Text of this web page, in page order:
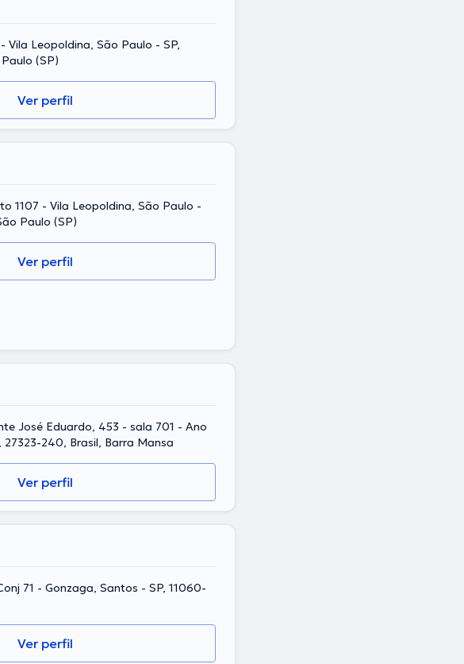
Vila Leopoldina, São Paulo - SP,
(SP)
Ver perfil
1107 - Vila Leopoldina, São Paulo -
Paulo (SP)
Ver perfil
José Eduardo, 453 - sala 701 - Ano
240, Brasil, Barra Mansa
Ver perfil
71 - Gonzaga, Santos - SP, 11060-
Ver perfil